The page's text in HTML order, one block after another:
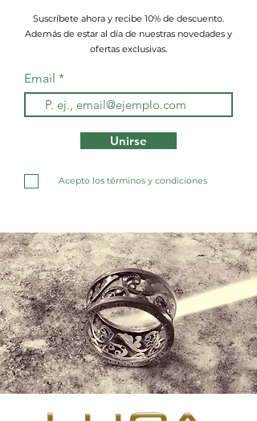
Suscríbete ahora y recibe 10% de descuento.
Además de estar al día de nuestras novedades y
ofertas exclusivas.
Email
Unirse
Acepto los términos y condiciones